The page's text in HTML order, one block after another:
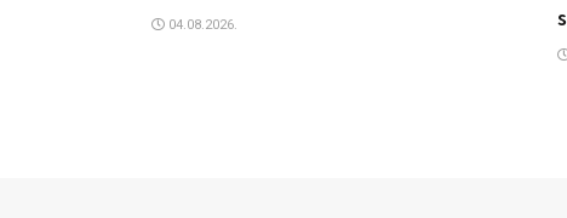
04.08.2026.